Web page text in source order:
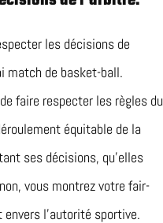
les décisions de
match de basket-ball.
faire respecter les règles du
équitable de la
ses décisions, qu’elles
vous montrez votre fair-
l’autorité sportive.